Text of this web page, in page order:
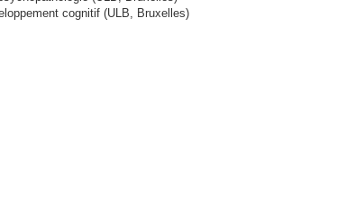
cognitif (ULB, Bruxelles)